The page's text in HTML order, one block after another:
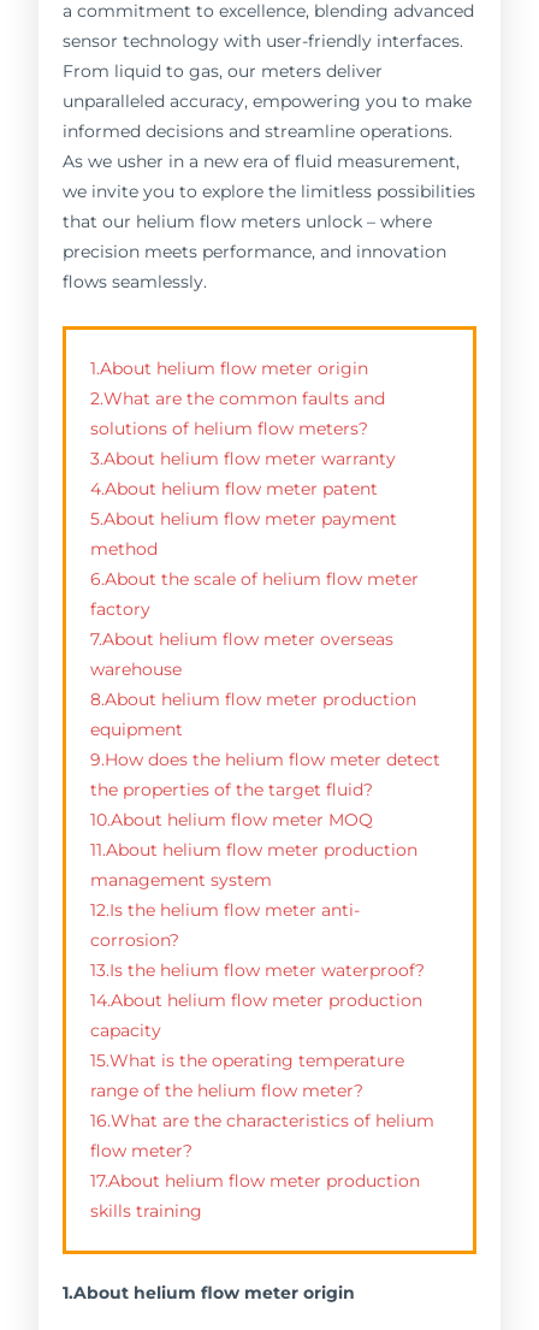
a commitment to excellence, blending advanced
sensor technology with user-friendly interfaces.
From liquid to gas, our meters deliver
unparalleled accuracy, empowering you to make
informed decisions and streamline operations.
As we usher in a new era of fluid measurement,
we invite you to explore the limitless possibilities
that our helium flow meters unlock – where
precision meets performance, and innovation
flows seamlessly.
1.About helium flow meter origin
2.What are the common faults and
solutions of helium flow meters?
3.About helium flow meter warranty
4.About helium flow meter patent
5.About helium flow meter payment
method
6.About the scale of helium flow meter
factory
7.About helium flow meter overseas
warehouse
8.About helium flow meter production
equipment
9.How does the helium flow meter detect
the properties of the target fluid?
10.About helium flow meter MOQ
11.About helium flow meter production
management system
12.Is the helium flow meter anti-
corrosion?
13.Is the helium flow meter waterproof?
14.About helium flow meter production
capacity
15.What is the operating temperature
range of the helium flow meter?
16.What are the characteristics of helium
flow meter?
17.About helium flow meter production
skills training
1.About helium flow meter origin